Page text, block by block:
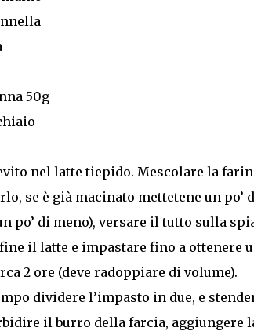
50g
nel latte tiepido. Mescolare la
se è già macinato mettetene un
po’ di meno), versare il tutto sulla
il latte e impastare fino a ottenere
2 ore (deve radoppiare di volume).
dividere l’impasto in due, e
il burro della farcia, aggiungere